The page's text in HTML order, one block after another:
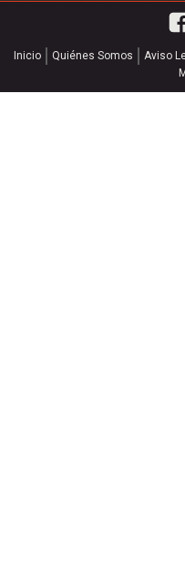
Inicio Quiénes Somos Aviso